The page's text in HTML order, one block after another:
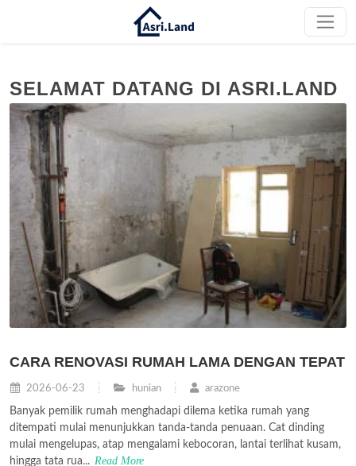
SELAMAT DATANG DI ASRI.LAND
CARA RENOVASI RUMAH LAMA DENGAN TEPAT
2026-06-23 hunian arazone
Banyak pemilik rumah menghadapi dilema ketika rumah yang
ditempati mulai menunjukkan tanda-tanda penuaan. Cat dinding
mulai mengelupas, atap mengalami kebocoran, lantai terlihat kusam,
hingga tata rua... Read More